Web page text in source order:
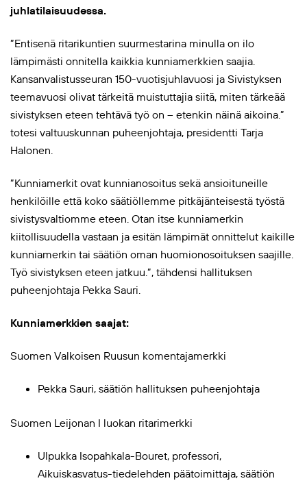
juhlatilaisuudessa.
”Entisenä ritarikuntien suurmestarina minulla on ilo
lämpimästi onnitella kaikkia kunniamerkkien saajia.
Kansanvalistusseuran 150-vuotisjuhlavuosi ja Sivistyksen
teemavuosi olivat tärkeitä muistuttajia siitä, miten tärkeää
sivistyksen eteen tehtävä työ on – etenkin näinä aikoina.”
totesi valtuuskunnan puheenjohtaja, presidentti Tarja
Halonen.
”Kunniamerkit ovat kunnianosoitus sekä ansioituneille
henkilöille että koko säätiöllemme pitkäjänteisestä työstä
sivistysvaltiomme eteen. Otan itse kunniamerkin
kiitollisuudella vastaan ja esitän lämpimät onnittelut kaikille
kunniamerkin tai säätiön oman huomionosoituksen saajille.
Työ sivistyksen eteen jatkuu.”, tähdensi hallituksen
puheenjohtaja Pekka Sauri.
Kunniamerkkien saajat:
Suomen Valkoisen Ruusun komentajamerkki
Pekka Sauri, säätiön hallituksen puheenjohtaja
Suomen Leijonan I luokan ritarimerkki
Ulpukka Isopahkala-Bouret, professori,
Aikuiskasvatus-tiedelehden päätoimittaja, säätiön